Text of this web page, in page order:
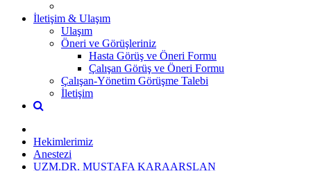
İletişim & Ulaşım
Ulaşım
Öneri ve Görüşleriniz
Hasta Görüş ve Öneri Formu
Çalışan Görüş ve Öneri Formu
Çalışan-Yönetim Görüşme Talebi
İletişim
Hekimlerimiz
Anestezi
UZM.DR. MUSTAFA KARAARSLAN